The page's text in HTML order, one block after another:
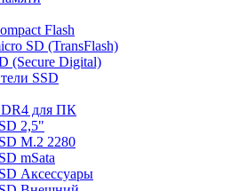
Flash
SD (TransFlash)
(Secure Digital)
SSD
для ПК
2,5"
M.2 2280
mSata
Аксессуары